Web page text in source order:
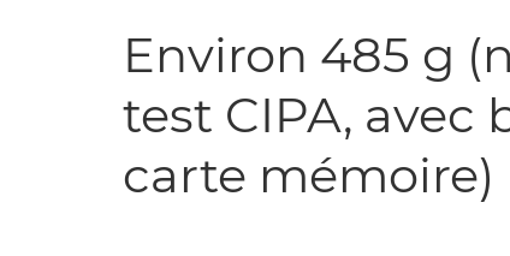
Environ 485 g
test CIPA, avec
carte mémoire)